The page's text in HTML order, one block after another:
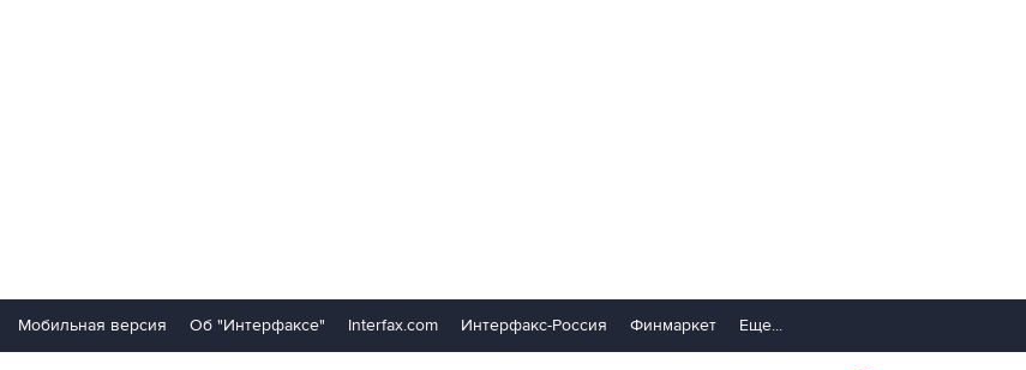
Мобильная версия Об "Интерфаксе" Interfax.com Интерфакс-Россия Финмаркет Еще...